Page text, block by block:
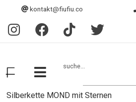
kontakt@fiufiu.co
suche...
Silberkette MOND mit Sternen